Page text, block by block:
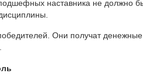
наставника не должно
Они получат денежные